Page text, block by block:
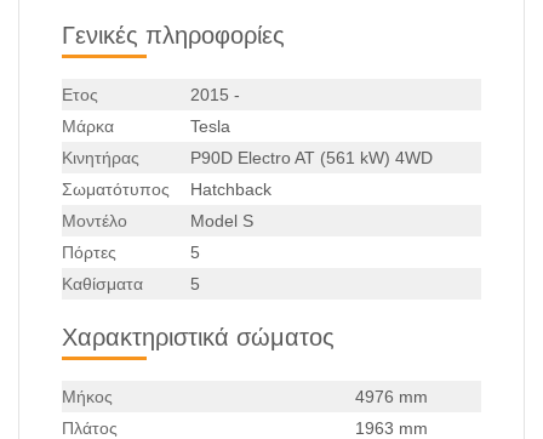
Γενικές πληροφορίες
Ετος
2015 -
Μάρκα
Tesla
Κινητήρας
P90D Electro AT (561 kW) 4WD
Σωματότυπος
Hatchback
Μοντέλο
Model S
Πόρτες
5
Καθίσματα
5
Χαρακτηριστικά σώματος
Μήκος
4976 mm
Πλάτος
1963 mm